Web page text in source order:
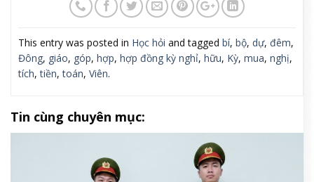
This entry was posted in Học hỏi and tagged bí, bộ, dự, đêm,
Đông, giáo, góp, hợp, hợp đồng kỳ nghỉ, hữu, Kỳ, mua, nghị,
tích,tiền,toán, Viên.
Tin cùng chuyên mục: